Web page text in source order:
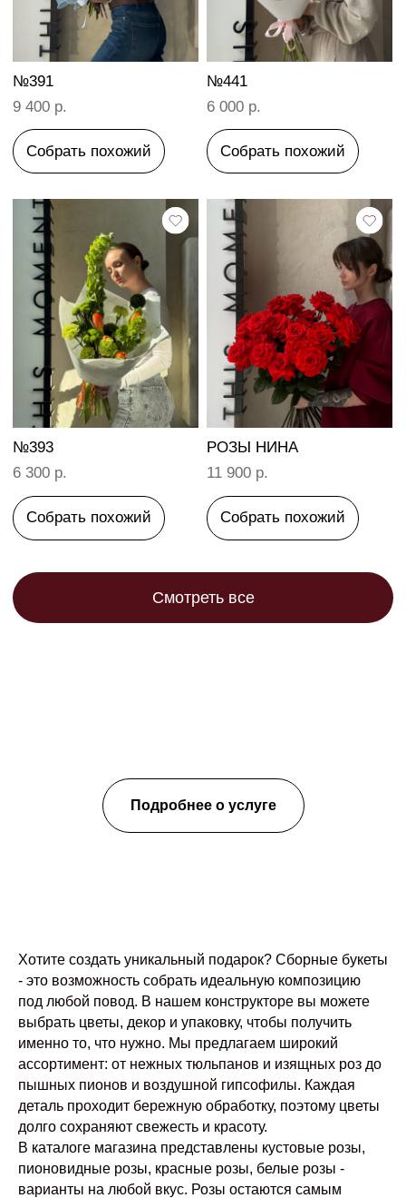
Подробнее о услуге
Хотите создать уникальный подарок? Сборные букеты
- это возможность собрать идеальную композицию
под любой повод. В нашем конструкторе вы можете
выбрать цветы, декор и упаковку, чтобы получить
именно то, что нужно. Мы предлагаем широкий
ассортимент: от нежных тюльпанов и изящных роз до
пышных пионов и воздушной гипсофилы. Каждая
деталь проходит бережную обработку, поэтому цветы
долго сохраняют свежесть и красоту.
В каталоге магазина представлены кустовые розы,
пионовидные розы, красные розы, белые розы -
варианты на любой вкус. Розы остаются самым
ЦВЕТОЧНАЯ СТУДИЯ В МОСКВЕ
График работы – ежедневно с 10:00 до 21:00
Оформление событий
Цветочная подписка
Москва, ул. Кастанаевская, 66 (ЖК SHOME)
УСЛУГИ
КАТЕГОРИИ